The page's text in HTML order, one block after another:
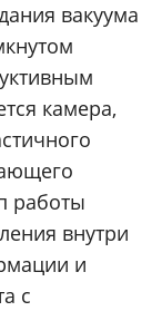
вакуума
камера,
работы
внутри
и
с